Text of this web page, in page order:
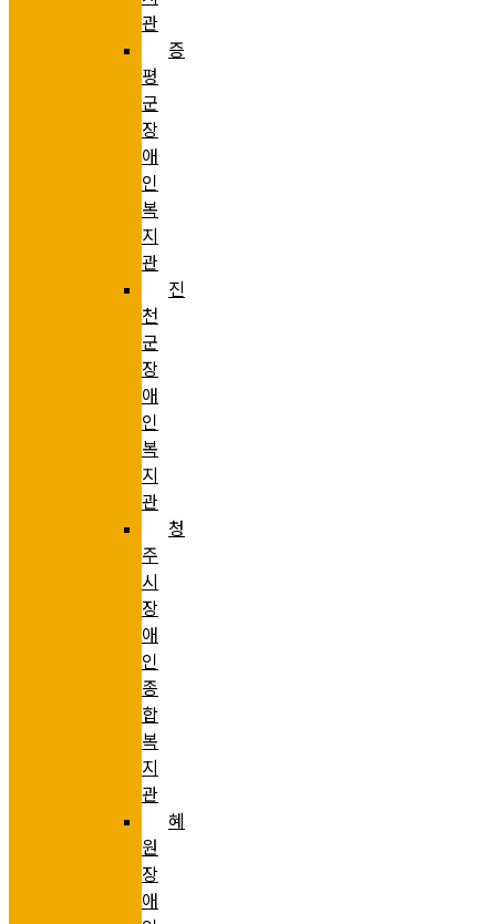
관
증
평
군
장
애
인
복
지
관
진
천
군
장
애
인
복
지
관
청
주
시
장
애
인
종
합
복
지
관
혜
원
장
애